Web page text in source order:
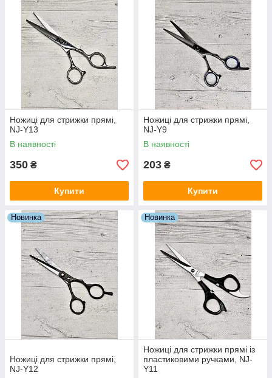
Ножиці для стрижки прямі,
NJ-Y13
В наявності
350 ₴
Купити
Ножиці для стрижки прямі,
NJ-Y9
В наявності
203 ₴
Купити
Новинка
Ножиці для стрижки прямі,
NJ-Y12
Новинка
Ножиці для стрижки прямі із
пластиковими ручками, NJ-
Y11